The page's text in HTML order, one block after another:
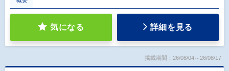
気になる 詳細を見る
掲載期間：26/08/04～26/08/17